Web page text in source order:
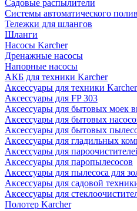
Садовые распылители
Системы автоматического
Тележки для шлангов
Шланги
Насосы Karcher
Дренажные насосы
Напорные насосы
АКБ для техники Karcher
Аксессуары для техники Karcher
Аксессуары для FP 303
Аксессуары для бытовых моек
Аксессуары для бытовых
Аксессуары для бытовых
Аксессуары для гладильных
Аксессуары для
Аксессуары для паропылесосов
Аксессуары для пылесоса для
Аксессуары для садовой
Аксессуары для
Полотер Karcher